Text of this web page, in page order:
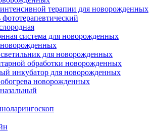
терапии для новорожденных
система для новорожденных
для новорожденных
обработки новорожденных
инкубатор для новорожденных
обогрева новорожденных